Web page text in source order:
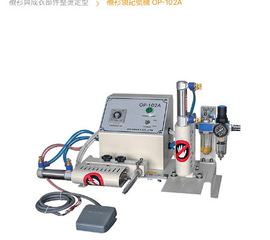
襯衫與成衣部件整燙定型
襯衫領記號機 OP-102A